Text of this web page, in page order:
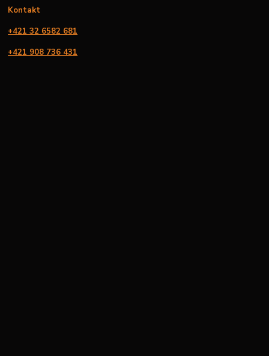
Kontakt
+421 32 6582 681
+421 908 736 431